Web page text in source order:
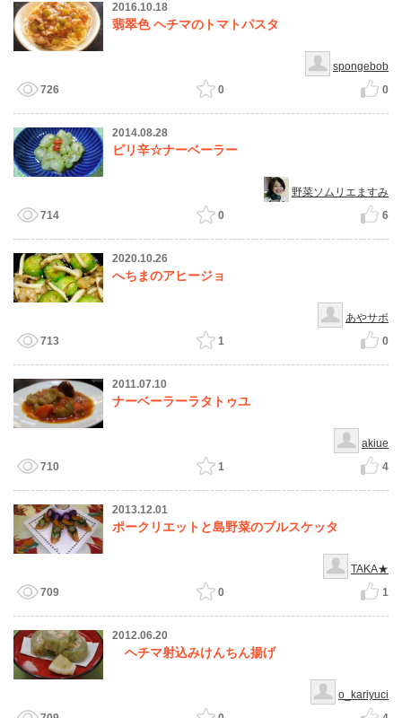
2016.10.18
翡翠色 ヘチマのトマトパスタ
spongebob
726
0 0
2014.08.28
ピリ辛☆ナーベーラー
野菜ソムリエますみ
714
0 6
2020.10.26
へちまのアヒージョ
あやサポ
713
1 0
2011.07.10
ナーベーラーラタトゥユ
akiue
710
1 4
2013.12.01
ポークリエットと島野菜のブルスケッタ
TAKA★
709
0 1
2012.06.20
ヘチマ射込みけんちん揚げ
o_kariyuci